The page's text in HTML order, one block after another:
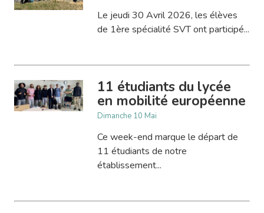
Le jeudi 30 Avril 2026, les élèves
de 1ère spécialité SVT ont participé...
11 étudiants du lycée
en mobilité européenne
Dimanche 10 Mai
Ce week-end marque le départ de
11 étudiants de notre
établissement...